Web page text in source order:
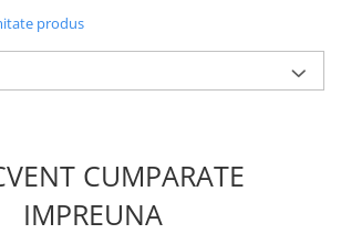
produs
CUMPARATE
IMPREUNA